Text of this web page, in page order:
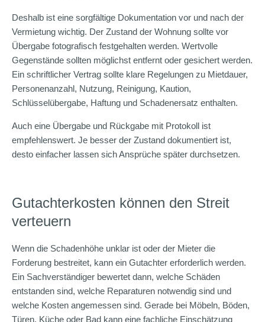
Deshalb ist eine sorgfältige Dokumentation vor und nach der
Vermietung wichtig. Der Zustand der Wohnung sollte vor
Übergabe fotografisch festgehalten werden. Wertvolle
Gegenstände sollten möglichst entfernt oder gesichert werden.
Ein schriftlicher Vertrag sollte klare Regelungen zu Mietdauer,
Personenanzahl, Nutzung, Reinigung, Kaution,
Schlüsselübergabe, Haftung und Schadenersatz enthalten.
Auch eine Übergabe und Rückgabe mit Protokoll ist
empfehlenswert. Je besser der Zustand dokumentiert ist,
desto einfacher lassen sich Ansprüche später durchsetzen.
Gutachterkosten können den Streit
verteuern
Wenn die Schadenhöhe unklar ist oder der Mieter die
Forderung bestreitet, kann ein Gutachter erforderlich werden.
Ein Sachverständiger bewertet dann, welche Schäden
entstanden sind, welche Reparaturen notwendig sind und
welche Kosten angemessen sind. Gerade bei Möbeln, Böden,
Türen, Küche oder Bad kann eine fachliche Einschätzung